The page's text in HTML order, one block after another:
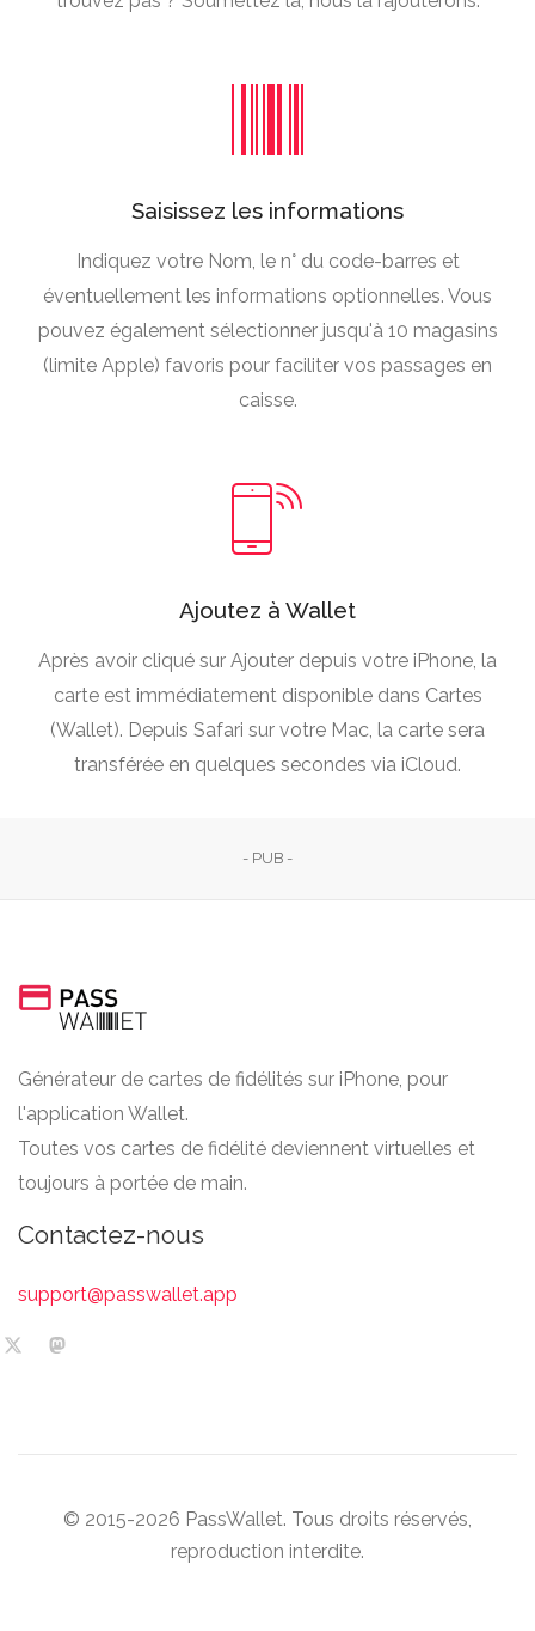
Saisissez les informations
Indiquez votre Nom, le n° du code-barres et
éventuellement les informations optionnelles. Vous
pouvez également sélectionner jusqu'à 10 magasins
(limite Apple) favoris pour faciliter vos passages en
caisse.
Ajoutez à Wallet
Après avoir cliqué sur Ajouter depuis votre iPhone, la
carte est immédiatement disponible dans Cartes
(Wallet). Depuis Safari sur votre Mac, la carte sera
transférée en quelques secondes via iCloud.
- PUB -
Générateur de cartes de fidélités sur iPhone, pour
l'application Wallet.
Toutes vos cartes de fidélité deviennent virtuelles et
toujours à portée de main.
Contactez-nous
support@passwallet.app
© 2015-2026 PassWallet. Tous droits réservés,
reproduction interdite.